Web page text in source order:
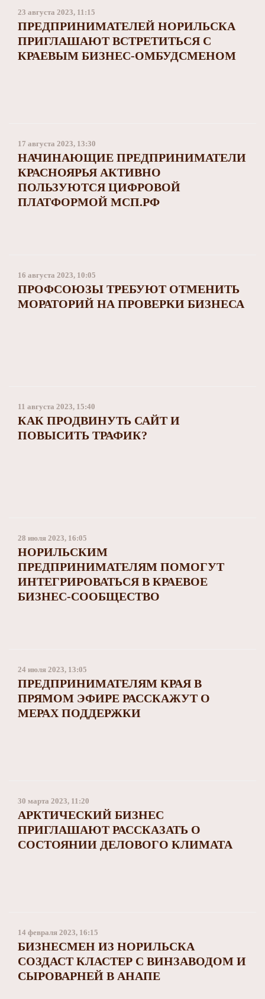
23 августа 2023, 11:15
ПРЕДПРИНИМАТЕЛЕЙ НОРИЛЬСКА
ПРИГЛАШАЮТ ВСТРЕТИТЬСЯ С
КРАЕВЫМ БИЗНЕС-ОМБУДСМЕНОМ
17 августа 2023, 13:30
НАЧИНАЮЩИЕ ПРЕДПРИНИМАТЕЛИ
КРАСНОЯРЬЯ АКТИВНО
ПОЛЬЗУЮТСЯ ЦИФРОВОЙ
ПЛАТФОРМОЙ МСП.РФ
16 августа 2023, 10:05
ПРОФСОЮЗЫ ТРЕБУЮТ ОТМЕНИТЬ
МОРАТОРИЙ НА ПРОВЕРКИ БИЗНЕСА
11 августа 2023, 15:40
КАК ПРОДВИНУТЬ САЙТ И
ПОВЫСИТЬ ТРАФИК?
28 июля 2023, 16:05
НОРИЛЬСКИМ
ПРЕДПРИНИМАТЕЛЯМ ПОМОГУТ
ИНТЕГРИРОВАТЬСЯ В КРАЕВОЕ
БИЗНЕС-СООБЩЕСТВО
24 июля 2023, 13:05
ПРЕДПРИНИМАТЕЛЯМ КРАЯ В
ПРЯМОМ ЭФИРЕ РАССКАЖУТ О
МЕРАХ ПОДДЕРЖКИ
30 марта 2023, 11:20
АРКТИЧЕСКИЙ БИЗНЕС
ПРИГЛАШАЮТ РАССКАЗАТЬ О
СОСТОЯНИИ ДЕЛОВОГО КЛИМАТА
14 февраля 2023, 16:15
БИЗНЕСМЕН ИЗ НОРИЛЬСКА
СОЗДАСТ КЛАСТЕР С ВИНЗАВОДОМ И
СЫРОВАРНЕЙ В АНАПЕ